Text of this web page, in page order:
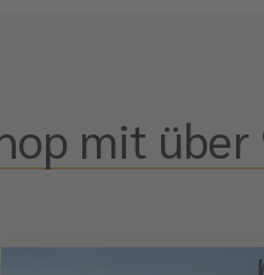
mit